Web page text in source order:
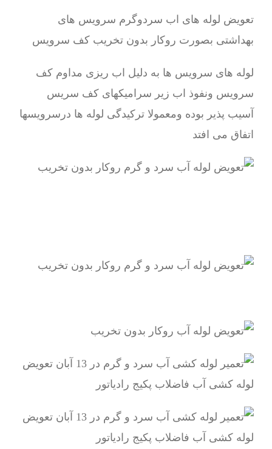
تعویض لوله های اب سردوگرم سرویس های
بهداشتی بصورت روکار بدون تخریب کف سرویس
لوله های سرویس ها به دلیل اب ریزی مداوم کف
سرویس ونفوذ اب زیر سرامیکهای کف سریس
آسیب پذیر بوده ومعمولا ترکیدگی لوله ها درسرویسها
اتفاق می افتد